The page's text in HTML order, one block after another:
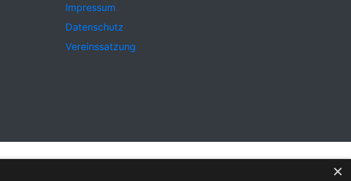
Impressum
Datenschutz
Vereinssatzung
×